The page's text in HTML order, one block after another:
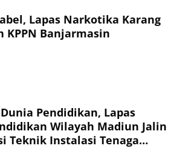
Lapas Narkotika Karang
KPPN Banjarmasin
Pendidikan, Lapas
Wilayah Madiun Jalin
Teknik Instalasi Tenaga